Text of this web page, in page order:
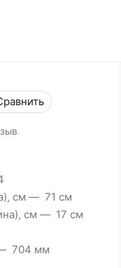
см
71 см
см
17 см
704 мм